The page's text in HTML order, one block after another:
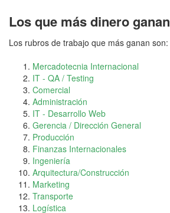
Los que más dinero ganan
Los rubros de trabajo que más ganan son:
Mercadotecnia Internacional
IT - QA / Testing
Comercial
Administración
IT - Desarrollo Web
Gerencia / Dirección General
Producción
Finanzas Internacionales
Ingeniería
Arquitectura/Construcción
Marketing
Transporte
Logística